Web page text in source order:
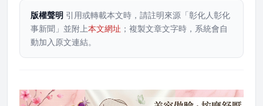
版權聲明 引用或轉載本文時，請註明來源「彰化人彰化
事新聞」並附上本文網址 ；複製文章文字時，系統會自
動加入原文連結。